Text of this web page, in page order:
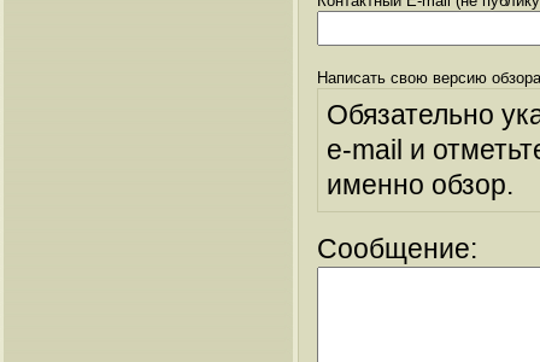
Написать свою версию
Обязательно
e-mail и
именно обзор.
Сообщение: